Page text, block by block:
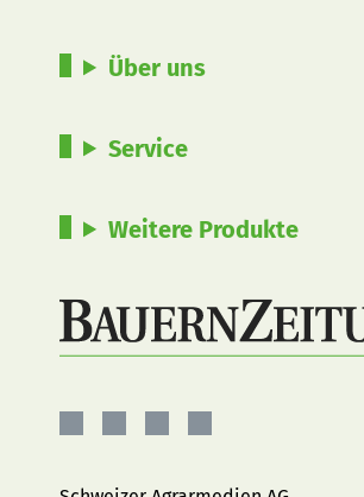
Über uns
Service
Weitere Produkte
Facebook
Instagram
YouTubeLinkedIn